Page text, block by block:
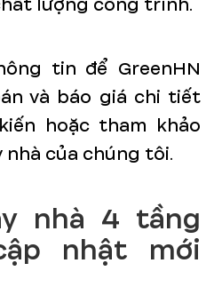
tin để GreenHN
và báo giá chi tiết
hoặc tham khảo
của chúng tôi.
nhà 4 tầng
nhật mới